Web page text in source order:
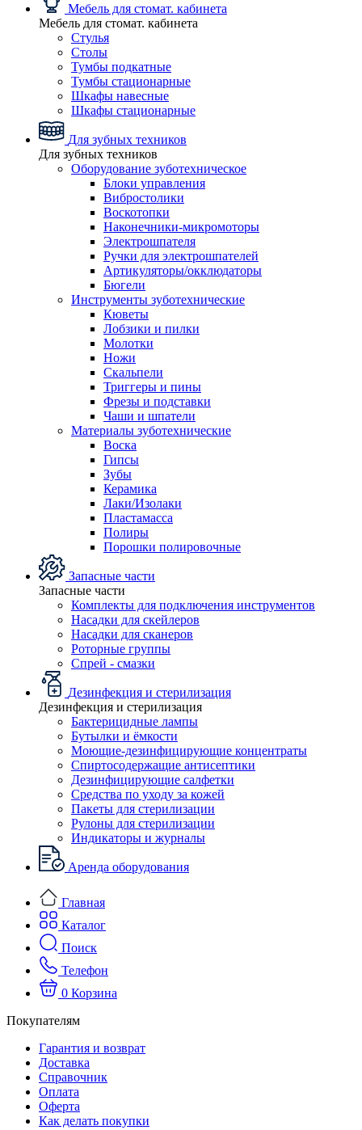
Мебель для стомат. кабинета
Мебель для стомат. кабинета
Стулья
Столы
Тумбы подкатные
Тумбы стационарные
Шкафы навесные
Шкафы стационарные
Для зубных техников
Для зубных техников
Оборудование зуботехническое
Блоки управления
Вибростолики
Воскотопки
Наконечники-микромоторы
Электрошпателя
Ручки для электрошпателей
Артикуляторы/окклюдаторы
Бюгели
Инструменты зуботехнические
Кюветы
Лобзики и пилки
Молотки
Ножи
Скальпели
Триггеры и пины
Фрезы и подставки
Чаши и шпатели
Материалы зуботехнические
Воска
Гипсы
Зубы
Керамика
Лаки/Изолаки
Пластамасса
Полиры
Порошки полировочные
Запасные части
Запасные части
Комплекты для подключения инструментов
Насадки для скейлеров
Насадки для сканеров
Роторные группы
Спрей - смазки
Дезинфекция и стерилизация
Дезинфекция и стерилизация
Бактерицидные лампы
Бутылки и ёмкости
Моющие-дезинфицирующие концентраты
Спиртосодержащие антисептики
Дезинфицирующие салфетки
Средства по уходу за кожей
Пакеты для стерилизации
Рулоны для стерилизации
Индикаторы и журналы
Аренда оборудования
Главная
Каталог
Поиск
Телефон
0 Корзина
Покупателям
Гарантия и возврат
Доставка
Справочник
Оплата
Оферта
Как делать покупки